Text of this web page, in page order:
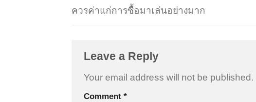
ควรค่าแก่การซื้อมาเล่นอย่างมาก
Leave a Reply
Your email address will not be published.
Comment *